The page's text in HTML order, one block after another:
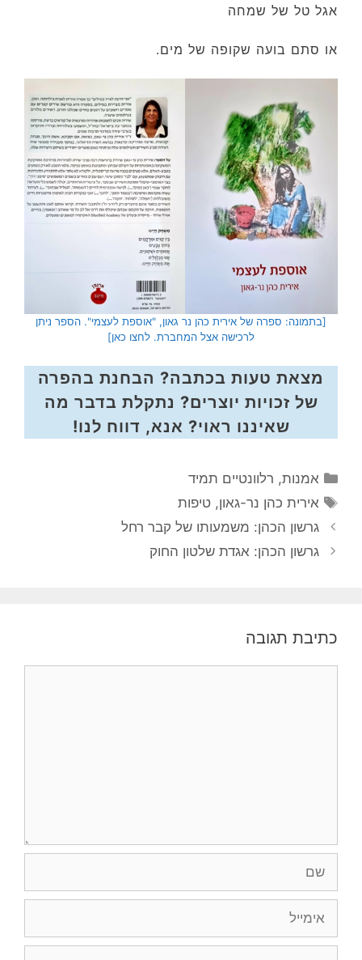
אגל טל של שמחה
או סתם בועה שקופה של מים.
[בתמונה: ספרה של אירית כהן נר גאון, "אוספת לעצמי". הספר ניתן
לרכישה אצל המחברת. לחצו כאן]
מצאת טעות בכתבה? הבחנת בהפרה
של זכויות יוצרים? נתקלת בדבר מה
שאיננו ראוי? אנא, דווח לנו!
קטגוריות
אמנות, רלוונטיים תמיד
תגיות
אירית כהן נר-גאון,טיפות
גרשון הכהן: משמעותו של קבר רחל
גרשון הכהן: אגדת שלטון החוק
כתיבת תגובה